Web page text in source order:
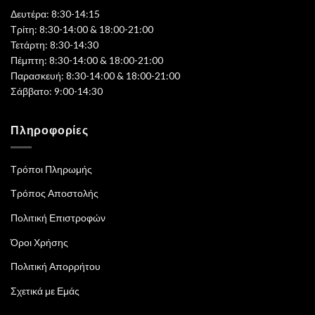
Δευτέρα: 8:30-14:15
Τρίτη: 8:30-14:00 & 18:00-21:00
Τετάρτη: 8:30-14:30
Πέμπτη: 8:30-14:00 & 18:00-21:00
Παρασκευή: 8:30-14:00 & 18:00-21:00
Σάββατο: 9:00-14:30
Πληροφορίες
Τρόποι Πληρωμής
Τρόπος Αποστολής
Πολιτική Επιστροφών
Όροι Χρήσης
Πολιτική Απορρήτου
Σχετικά με Εμάς